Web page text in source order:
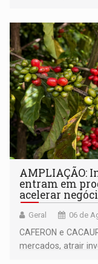
AMPLIAÇÃO:
entram em
acelerar
Geral 06 de
CAFERON e
mercados, atrair